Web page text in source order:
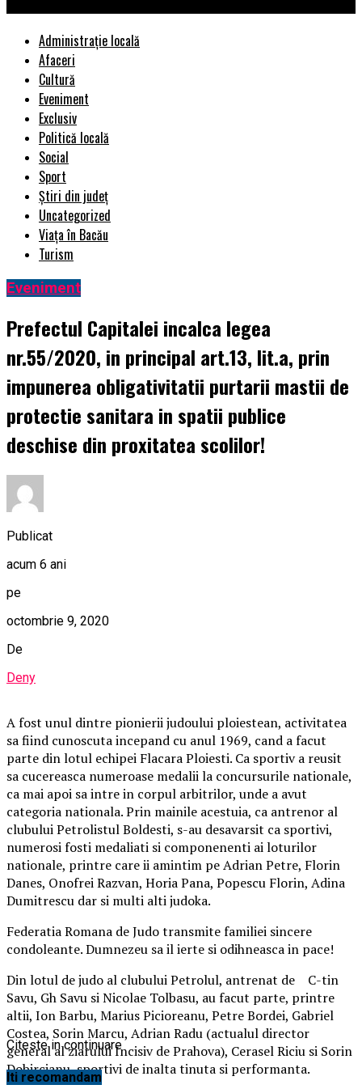
Administrație locală
Afaceri
Cultură
Eveniment
Exclusiv
Politică locală
Social
Sport
Știri din județ
Uncategorized
Viața în Bacău
Turism
Eveniment
Prefectul Capitalei incalca legea
nr.55/2020, in principal art.13, lit.a, prin
impunerea obligativitatii purtarii mastii de
protectie sanitara in spatii publice
deschise din proxitatea scolilor!
Publicat
acum 6 ani
pe
octombrie 9, 2020
De
Deny
A fost unul dintre pionierii judoului ploiestean, activitatea
sa fiind cunoscuta incepand cu anul 1969, cand a facut
parte din lotul echipei Flacara Ploiesti. Ca sportiv a reusit
sa cucereasca numeroase medalii la concursurile nationale,
ca mai apoi sa intre in corpul arbitrilor, unde a avut
categoria nationala. Prin mainile acestuia, ca antrenor al
clubului Petrolistul Boldesti, s-au desavarsit ca sportivi,
numerosi fosti medaliati si componenenti ai loturilor
nationale, printre care ii amintim pe Adrian Petre, Florin
Danes, Onofrei Razvan, Horia Pana, Popescu Florin, Adina
Dumitrescu dar si multi alti judoka.
Federatia Romana de Judo transmite familiei sincere
condoleante. Dumnezeu sa il ierte si odihneasca in pace!
Din lotul de judo al clubului Petrolul, antrenat de C-tin
Savu, Gh Savu si Nicolae Tolbasu, au facut parte, printre
altii, Ion Barbu, Marius Picioreanu, Petre Bordei, Gabriel
Costea, Sorin Marcu, Adrian Radu (actualul director
general al ziarului Incisiv de Prahova), Cerasel Riciu si Sorin
Dobircianu, sportivi de inalta tinuta si performanta.
Citeste in continuare
Iti recomandam